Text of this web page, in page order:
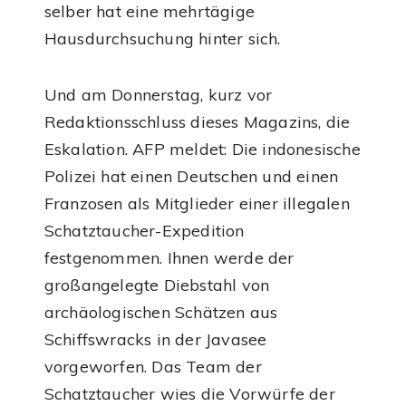
selber hat eine mehrtägige
Hausdurchsuchung hinter sich.
Und am Donnerstag, kurz vor
Redaktionsschluss dieses Magazins, die
Eskalation. AFP meldet: Die indonesische
Polizei hat einen Deutschen und einen
Franzosen als Mitglieder einer illegalen
Schatztaucher-Expedition
festgenommen. Ihnen werde der
großangelegte Diebstahl von
archäologischen Schätzen aus
Schiffswracks in der Javasee
vorgeworfen. Das Team der
Schatztaucher wies die Vorwürfe der